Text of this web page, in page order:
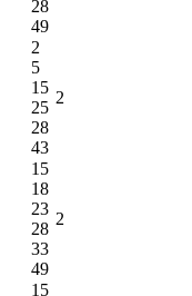
28
49
2
5
15
25
28
43
2
15
18
23
28
33
49
2
15